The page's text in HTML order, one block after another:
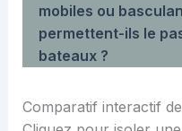
mobiles ou
permettent-ils le
bateaux ?
Comparatif interactif